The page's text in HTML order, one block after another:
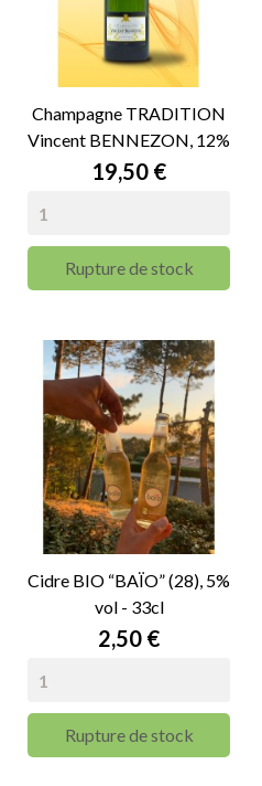
Champagne TRADITION
Vincent BENNEZON, 12%
vol - 75cl
Prix
19,50 €
Rupture de stock
Cidre BIO “BAÏO” (28), 5%
vol - 33cl
Prix
2,50 €
Rupture de stock